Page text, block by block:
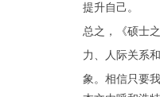
提升自己。
总之，《硕士
力、人际关系
象。相信只要